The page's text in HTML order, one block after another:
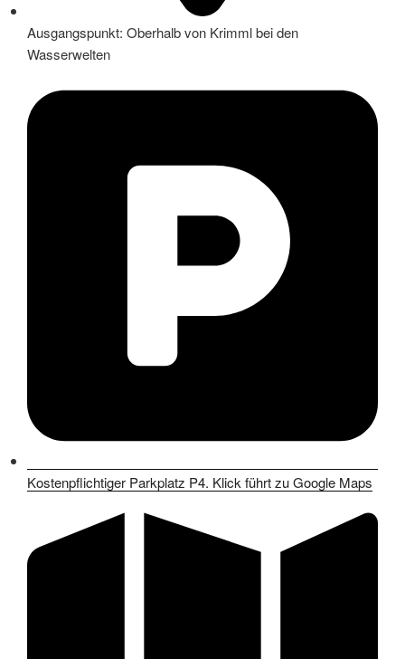
Ausgangspunkt: Oberhalb von Krimml bei den
Wasserwelten
Kostenpflichtiger Parkplatz P4. Klick führt zu Google Maps